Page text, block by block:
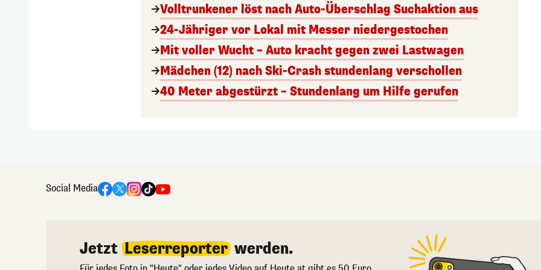
Volltrunkener löst nach Auto-Überschlag Suchaktion aus
24-Jähriger vor Lokal mit Messer niedergestochen
Mit voller Wucht – Auto kracht gegen zwei Lastwagen
Mädchen (12) nach Ski-Crash stundenlang verschollen
40 Meter abgestürzt – Stundenlang um Hilfe gerufen
Social Media
Jetzt Leserreporter werden.